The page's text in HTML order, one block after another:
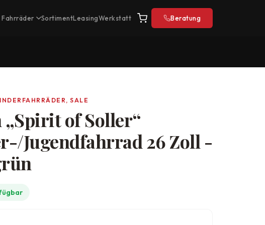
Fahrräder SortimentLeasingWerkstatt Beratung
SALE
„Spirit of Soller“
Jugendfahrrad 26 Zoll -